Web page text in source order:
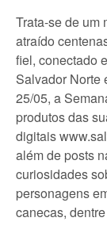
Trata-se de um
atraído
fiel, conectado
Salvador Norte
25/05, a
produtos das
digitais
além de posts
curiosidades
personagens
canecas,